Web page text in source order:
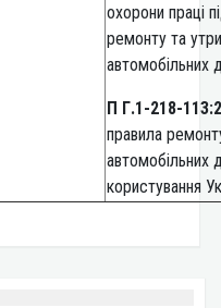
охорони праці
ремонту та
автомобільних
П Г.1-218-
правила
автомобільних
користування